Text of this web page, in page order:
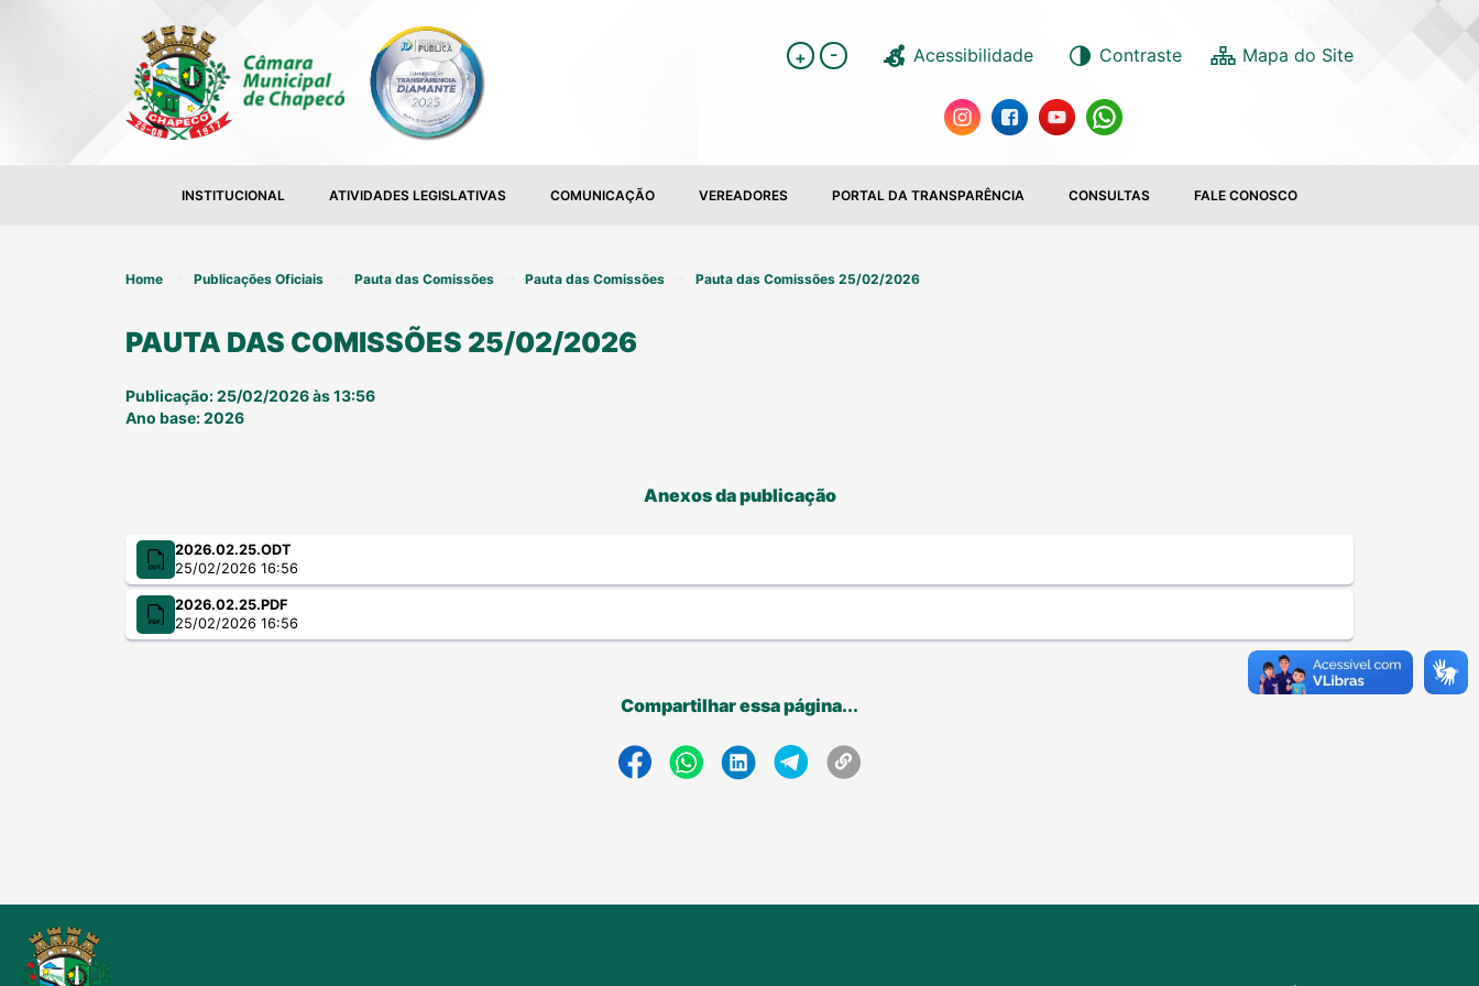
+ - Acessibilidade Contraste
INSTITUCIONAL ATIVIDADES LEGISLATIVAS COMUNICAÇÃO VEREADORES PORTAL DA TRANSPARÊNCIA CONSULTAS FALE CONOSCO
Home Publicações Oficiais Pauta das Comissões Pauta das Comissões Pauta das Comissões 25/02/2026
PAUTA DAS COMISSÕES 25/02/2026
Publicação: 25/02/2026 às 13:56
Ano base: 2026
Anexos da publicação
2026.02.25.ODT
25/02/2026 16:56
2026.02.25.PDF
25/02/2026 16:56
Compartilhar essa página...